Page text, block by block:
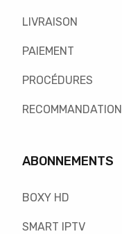
LIVRAISON
PAIEMENT
PROCÉDURES
RECOMMANDATION
ABONNEMENTS
BOXY HD
SMART IPTV